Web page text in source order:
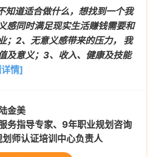
知道适合做什么，想找到一个我
感同时满足现实生活赚钱需要和
；2、无意义感带来的压力， 我
及意义；3、收入、健康及技能
详情]
陆金美
务指导专家、9年职业规划咨询
师认证培训中心负责人